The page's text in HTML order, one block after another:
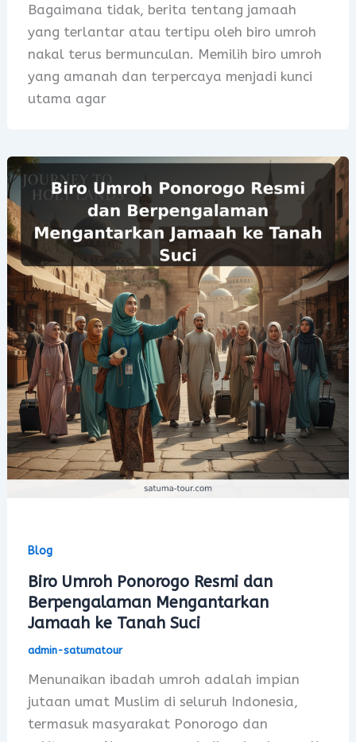
Bagaimana tidak, berita tentang jamaah
yang terlantar atau tertipu oleh biro umroh
nakal terus bermunculan. Memilih biro umroh
yang amanah dan terpercaya menjadi kunci
utama agar
Blog
Biro Umroh Ponorogo Resmi dan
Berpengalaman Mengantarkan
Jamaah ke Tanah Suci
admin-satumatour
Menunaikan ibadah umroh adalah impian
jutaan umat Muslim di seluruh Indonesia,
termasuk masyarakat Ponorogo dan